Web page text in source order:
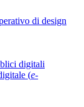
di design
digitali
(e-